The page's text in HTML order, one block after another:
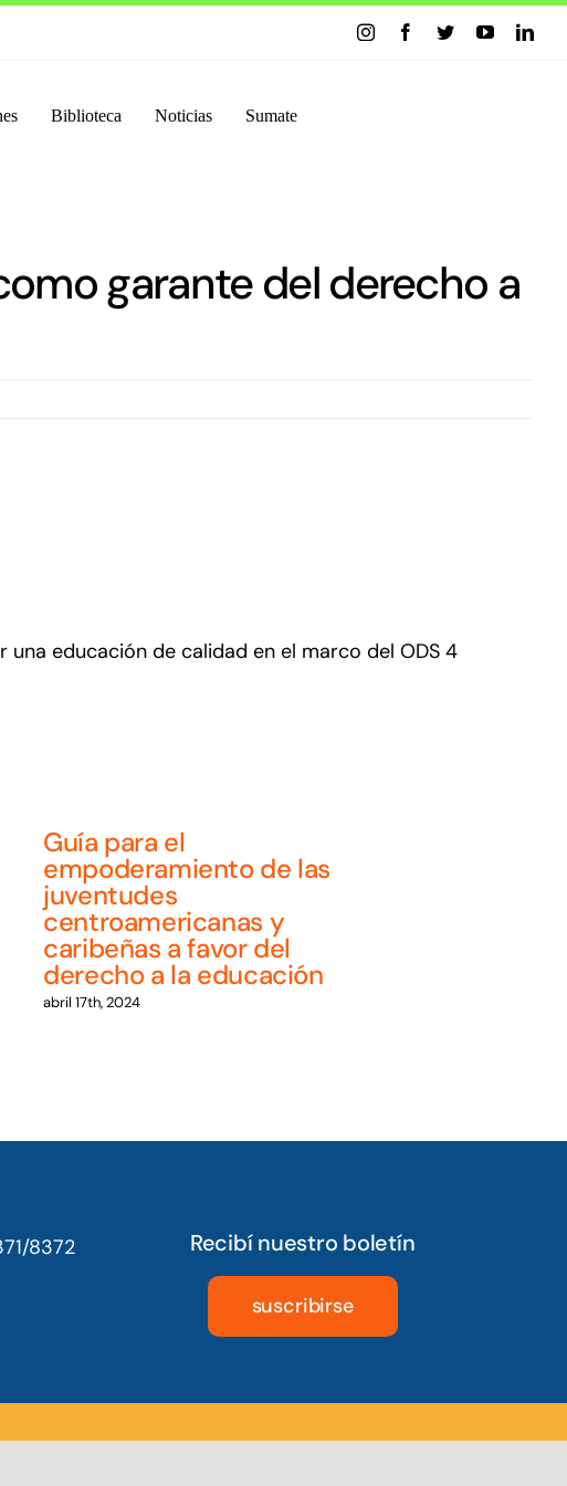
Biblioteca Noticias Sumate
garante del derecho a
educación de calidad en el marco del ODS 4
Guía para el
empoderamiento de las
juventudes
centroamericanas y
caribeñas a favor del
derecho a la educación
abril 17th, 2024
8372
Recibí nuestro boletín
suscribirse